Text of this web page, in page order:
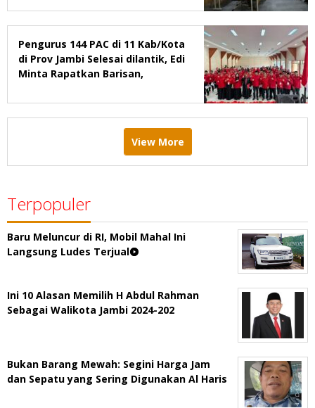
Pengurus 144 PAC di 11 Kab/Kota
di Prov Jambi Selesai dilantik, Edi
Minta Rapatkan Barisan,
View More
Terpopuler
Baru Meluncur di RI, Mobil Mahal Ini
Langsung Ludes Terjual
Ini 10 Alasan Memilih H Abdul Rahman
Sebagai Walikota Jambi 2024-202
Bukan Barang Mewah: Segini Harga Jam
dan Sepatu yang Sering Digunakan Al Haris